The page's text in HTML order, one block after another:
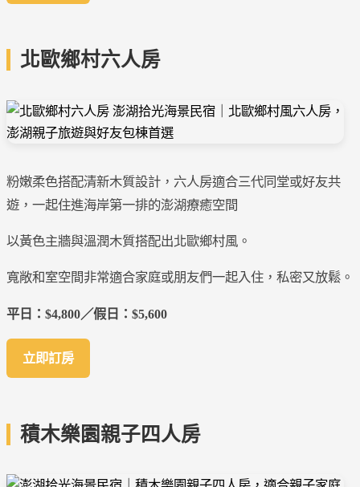
北歐鄉村六人房
粉嫩柔色搭配清新木質設計，六人房適合三代同堂或好友共
遊，一起住進海岸第一排的澎湖療癒空間
以黃色主牆與溫潤木質搭配出北歐鄉村風。
寬敞和室空間非常適合家庭或朋友們一起入住，私密又放鬆。
平日：$4,800／假日：$5,600
立即訂房
積木樂園親子四人房